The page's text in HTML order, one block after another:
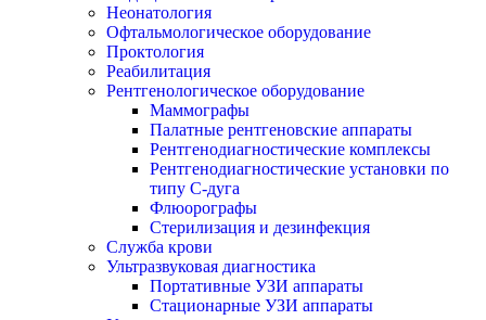
Неонатология
Офтальмологическое оборудование
Проктология
Реабилитация
Рентгенологическое оборудование
Маммографы
Палатные рентгеновские аппараты
Рентгенодиагностические комплексы
Рентгенодиагностические установки по
типу С-дуга
Флюорографы
Стерилизация и дезинфекция
Служба крови
Ультразвуковая диагностика
Портативные УЗИ аппараты
Стационарные УЗИ аппараты